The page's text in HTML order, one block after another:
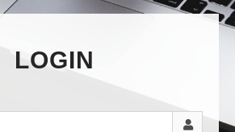
LOGIN